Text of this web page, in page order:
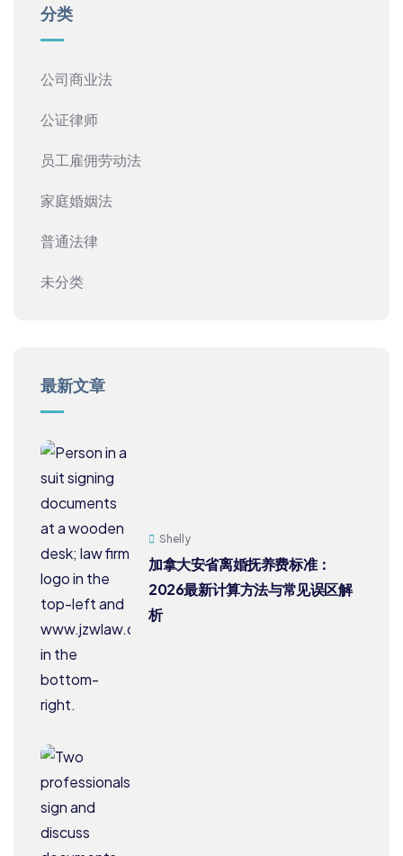
分类
公司商业法
公证律师
员工雇佣劳动法
家庭婚姻法
普通法律
未分类
最新文章
Shelly
加拿大安省离婚抚养费标准：
2026最新计算方法与常见误区解
析